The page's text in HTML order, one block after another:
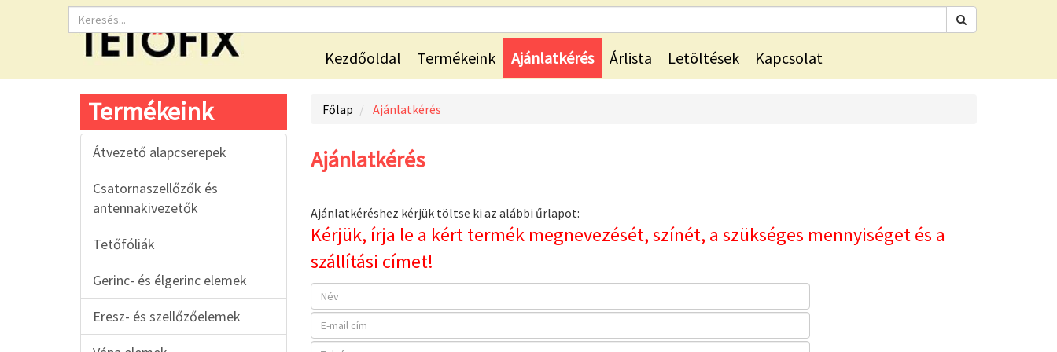
Kezdőoldal Termékeink Ajánlatkérés Árlista Letöltések Kapcsolat
Termékeink
Átvezető alapcserepek
Csatornaszellőzők és
antennakivezetők
Tetőfóliák
Gerinc- és élgerinc elemek
Eresz- és szellőzőelemek
Főlap Ajánlatkérés
Ajánlatkérés
Ajánlatkéréshez kérjük töltse ki az alábbi űrlapot:
Kérjük, írja le a kért termék megnevezését, színét, a szükséges mennyiséget és a
szállítási címet!